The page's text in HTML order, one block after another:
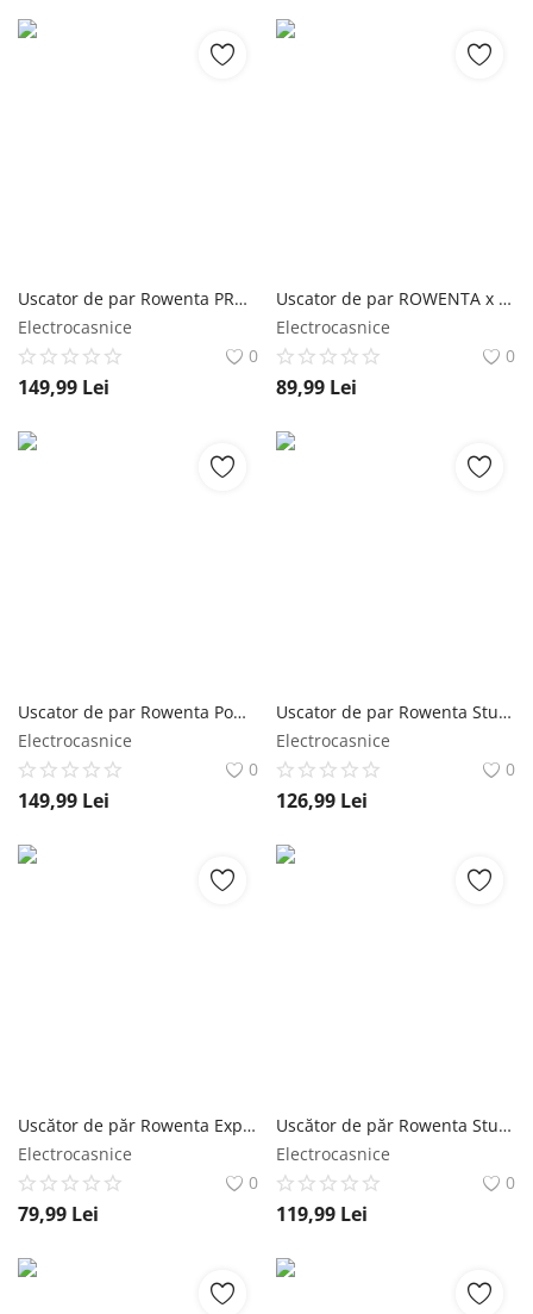
Uscator de par Rowenta PRO EXPERT CV8820F0 2100 W invelis Tourmaline concentrator 6 mm jet aer rece 3 trepte temperatura negru rowenta
Electrocasnice
0
149,99 Lei
Uscator de par ROWENTA x Karl Lagerfeld Express Style CV184LF0 1600 W 2 trepte de temperatura invelis Keratin & Glow concentrator negru rowenta
Electrocasnice
0
89,99 Lei
Uscator de par Rowenta PowerLine CV5940F0 2400W functie Effiwats invelis cashmere keratin tehnologie Ionic booster negru/roz rowenta
Electrocasnice
0
149,99 Lei
Uscator de par Rowenta Studio Dry Glow CV5830F0 2300W 2 trepte viteza 3 trepte temperatura tehnologie Thermo Control alb rowenta
Electrocasnice
0
126,99 Lei
Uscător de păr Rowenta Express Style CV1801F0 1600W 2 trepte de temperatură și putere Tehnologia Effiwatts concentrator Negru rowenta
Electrocasnice
0
79,99 Lei
Uscător de păr Rowenta Studio Dry Glow CV5831F0 2100W 6 trepte de viteza si temperatura tehnologie Thermo control difuzor pentru volum negru&ro rowenta
Electrocasnice
0
119,99 Lei